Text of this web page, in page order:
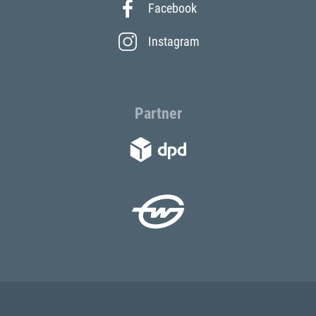
Facebook
Instagram
Partner